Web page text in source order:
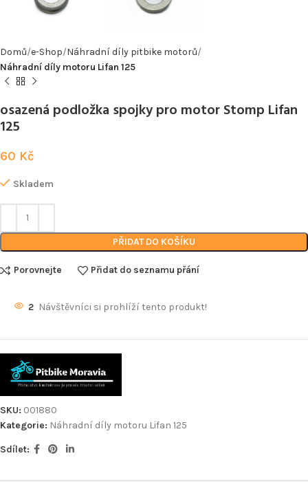
Domů e-Shop Náhradní díly pitbike motorů
Náhradní díly motoru Lifan 125
osazená podložka spojky pro motor Stomp Lifan
125
60 Kč
Skladem
PŘIDAT DO KOŠÍKU
Porovnejte Přidat do seznamu přání
2 Návštěvníci si prohlíží tento produkt!
SKU: 001880
Kategorie: Náhradní díly motoru Lifan 125
Sdílet: